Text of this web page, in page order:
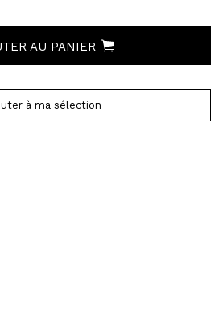
AU PANIER
à ma sélection